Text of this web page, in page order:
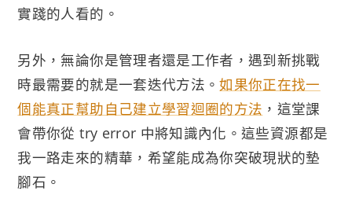
實踐的人看的。
另外，無論你是管理者還是工作者，遇到新挑戰
時最需要的就是一套迭代方法。如果你正在找一
個能真正幫助自己建立學習迴圈的方法 ，這堂課
會帶你從 try error 中將知識內化。這些資源都是
我一路走來的精華，希望能成為你突破現狀的墊
腳石。